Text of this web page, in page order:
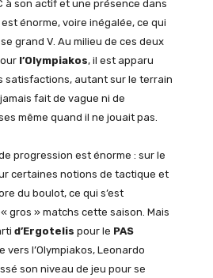
à son actif et une présence dans
énorme, voire inégalée, ce qui
grand V. Au milieu de ces deux
l’Olympiakos, il est apparu
satisfactions, autant sur le terrain
jamais fait de vague ni de
même quand il ne jouait pas.
progression est énorme : sur le
certaines notions de tactique et
du boulot, ce qui s’est
gros » matchs cette saison. Mais
d’Ergotelis pour le PAS
vers l’Olympiakos, Leonardo
son niveau de jeu pour se